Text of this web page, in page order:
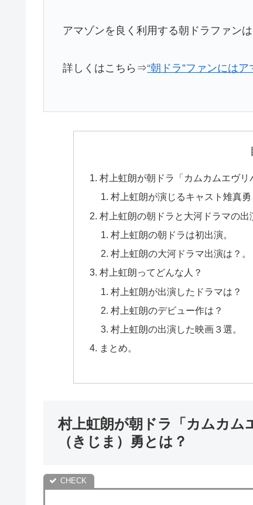
アマゾンを良く利用する朝ドラファン
詳しくはこちら⇒“朝ドラ”ファンにはア
村上虹朗が朝ドラ「カムカムエヴ
村上虹朗が演じるキャスト雉真勇
村上虹朗の朝ドラと大河ドラマの出
村上虹朗の朝ドラは初出演。
村上虹朗の大河ドラマ出演は？。
村上虹朗ってどんな人？
村上虹朗が出演したドラマは？
村上虹朗のデビュー作は？
村上虹朗の出演した映画３選。
まとめ。
村上虹朗が朝ドラ「カムカ
（きじま）勇とは？